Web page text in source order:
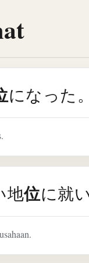
になった
地位に就